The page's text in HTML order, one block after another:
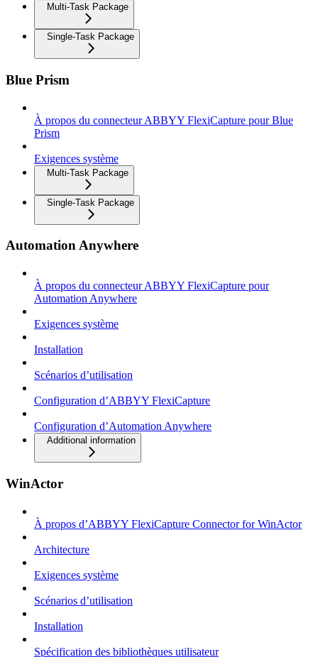
Multi-Task Package
Single-Task Package
Blue Prism
À propos du connecteur ABBYY FlexiCapture pour Blue
Prism
Exigences système
Multi-Task Package
Single-Task Package
Automation Anywhere
À propos du connecteur ABBYY FlexiCapture pour
Automation Anywhere
Exigences système
Installation
Scénarios d’utilisation
Configuration d’ABBYY FlexiCapture
Configuration d’Automation Anywhere
Additional information
WinActor
À propos d’ABBYY FlexiCapture Connector for WinActor
Architecture
Exigences système
Scénarios d’utilisation
Installation
Spécification des bibliothèques utilisateur